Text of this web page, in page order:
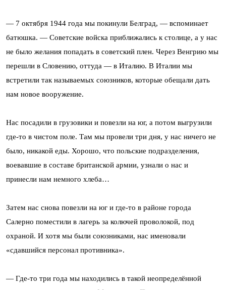
— 7 октября 1944 года мы покинули Белград, — вспоминает
батюшка. — Советские войска приближались к столице, а у нас
не было желания попадать в советский плен. Через Венгрию мы
перешли в Словению, оттуда — в Италию. В Италии мы
встретили так называемых союзников, которые обещали дать
нам новое вооружение.
Нас посадили в грузовики и повезли на юг, а потом выгрузили
где-то в чистом поле. Там мы провели три дня, у нас ничего не
было, никакой еды. Хорошо, что польские подразделения,
воевавшие в составе британской армии, узнали о нас и
принесли нам немного хлеба…
Затем нас снова повезли на юг и где-то в районе города
Салерно поместили в лагерь за колючей проволокой, под
охраной. И хотя мы были союзниками, нас именовали
«сдавшийся персонал противника».
— Где-то три года мы находились в такой неопределённой